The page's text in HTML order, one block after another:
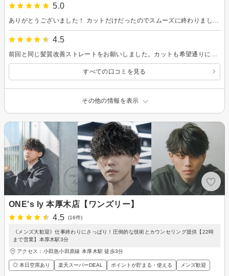
5.0
4.5
すべての口コミを見る
その他の情報を表示
ONE's ly 本厚木店【ワンズリー】
4.5
(16件)
《メンズ大歓迎》仕事終わりにさっぱり！圧倒的な技術とカウンセリング提供【22時
まで営業】本厚木駅3分
アクセス：小田急小田原線 本厚木駅 徒歩3分
◎ 本日空席あり 楽天スーパーDEAL ポイントが貯まる・使える メンズ歓迎